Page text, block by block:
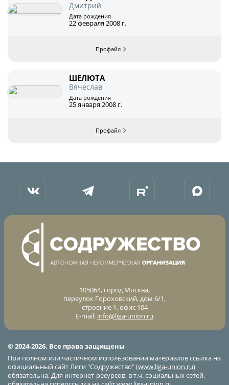
Дмитрий
Дата рождения
22 февраля 2008 г.
ШЕЛЮТА
Вячеслав
Дата рождения
25 января 2008 г.
105064, город Москва,
переулок Гороховский, дом 6/1,
строение 1, офис 104
E-mail: info@liga-union.ru
© 2024-2026. Все права защищены
При полном или частичном использовании материалов ссылка на
официальный сайт Лиги "Содружество" (www.liga-union.ru)
обязательна. Для интернет-ресурсов, в т.ч. социальных сетей,